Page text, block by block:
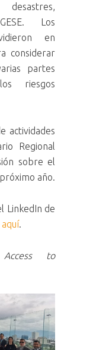
Los
en
considerar
partes
riesgos
actividades
Regional
sobre el
año.
LinkedIn de
aquí.
Access to